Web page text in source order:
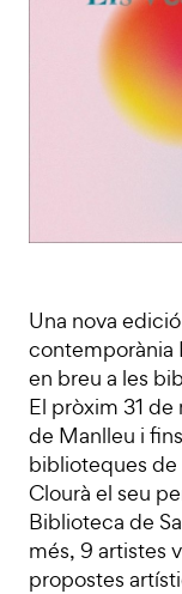
Una nova
contemporània
en breu a les
El pròxim 31
de Manlleu i
biblioteques de
Clourà el seu
Biblioteca de
més, 9 artistes
propostes